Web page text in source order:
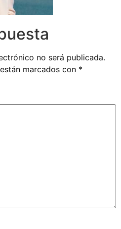
no será publicada.
marcados con *